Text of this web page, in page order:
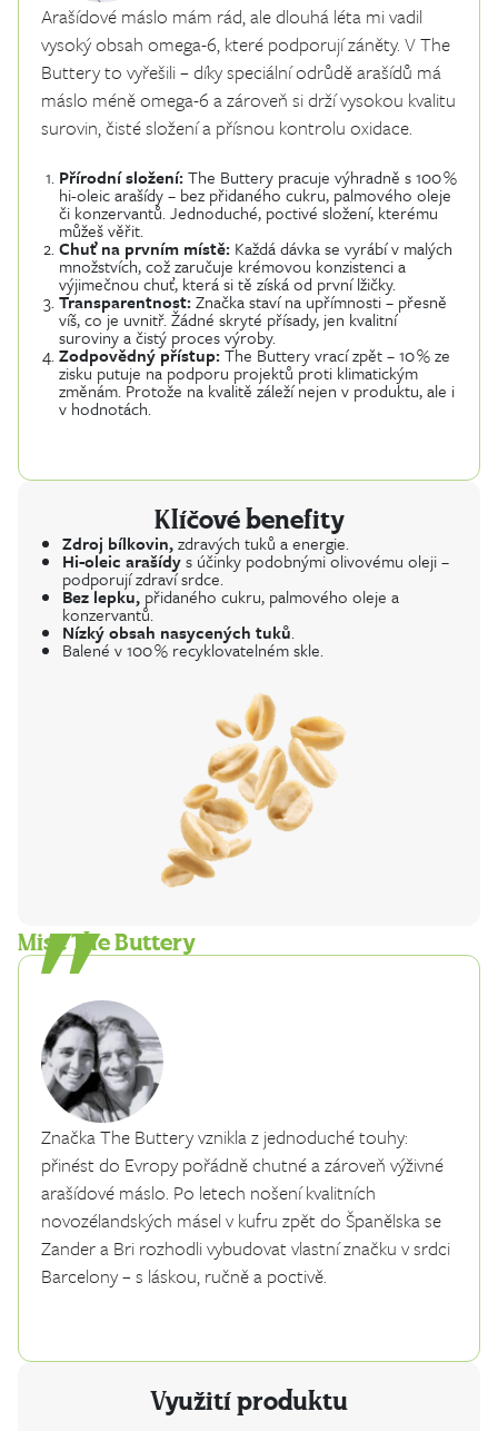
Arašídové máslo mám rád, ale dlouhá léta mi vadil
vysoký obsah omega-6, které podporují záněty. V The
Buttery to vyřešili – díky speciální odrůdě arašídů má
máslo méně omega-6 a zároveň si drží vysokou kvalitu
surovin, čisté složení a přísnou kontrolu oxidace.
Přírodní složení:The Buttery pracuje výhradně s 100 %
hi-oleic arašídy – bez přidaného cukru, palmového oleje
či konzervantů. Jednoduché, poctivé složení, kterému
můžeš věřit.
Chuť na prvním místě: Každá dávka se vyrábí v malých
množstvích, což zaručuje krémovou konzistenci a
výjimečnou chuť, která si tě získá od první lžičky.
Transparentnost:Značka staví na upřímnosti – přesně
víš, co je uvnitř. Žádné skryté přísady, jen kvalitní
suroviny a čistý proces výroby.
Zodpovědný přístup:The Buttery vrací zpět – 10 % ze
zisku putuje na podporu projektů proti klimatickým
změnám. Protože na kvalitě záleží nejen v produktu, ale i
v hodnotách.
Klíčové benefity
Zdroj bílkovin,zdravých tuků a energie.
Hi-oleic arašídys účinky podobnými olivovému oleji –
podporují zdraví srdce.
Bez lepku, přidaného cukru, palmového oleje a
konzervantů.
Nízký obsah nasycených tuků.
Balené v 100 % recyklovatelném skle.
Mise The Buttery
Značka The Buttery vznikla z jednoduché touhy:
přinést do Evropy pořádně chutné a zároveň výživné
arašídové máslo. Po letech nošení kvalitních
novozélandských másel v kufru zpět do Španělska se
Zander a Bri rozhodli vybudovat vlastní značku v srdci
Barcelony – s láskou, ručně a poctivě.
Využití produktu